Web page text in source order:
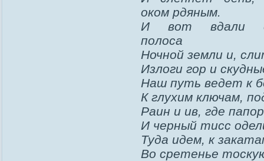
оком рдяным.
И вот вдали
полоса
Ночной земли и,
Излоги гор и
Наш путь ведет к
К глухим ключам,
Раин и ив, где
И черный тисс
Туда идем, к
Во сретенье